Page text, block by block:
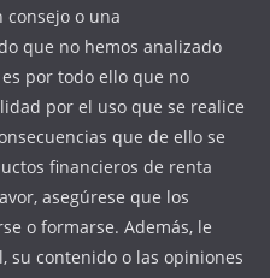
consejo o una
que no hemos analizado
por todo ello que no
por el uso que se realice
que de ello se
financieros de renta
asegúrese que los
o formarse. Además, le
su contenido o las opiniones